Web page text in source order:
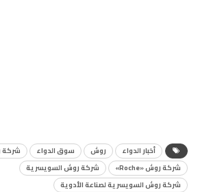
أخبار الدواء روش سوق الدواء
شركة روش «Roche»
شركة روش السويسرية
شركة روش السويسرية لصناعة الأدوية